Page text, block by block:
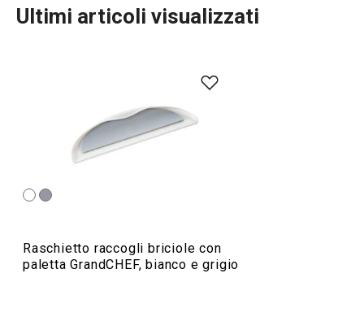
Preparazione degli alimenti
Elettrodomestici
Cuocere in forno
Ultimi articoli visualizzati
Raschietto raccogli briciole con
paletta GrandCHEF, bianco e grigio